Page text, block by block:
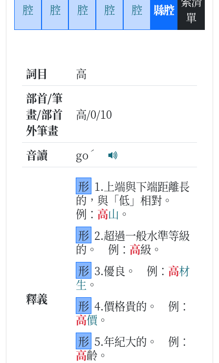
腔
腔
腔
腔
腔
縣腔
單
詞目
高
部首/筆
畫/部首
外筆畫
高/0/10
音讀 go ˊ
釋義
形 1.上端與下端距離長
的，與「低」相對。
例： 高山 。
形 2.超過一般水準等級
的。
例： 高級。
形 3.優良。 例： 高材
生。
形 4.價格貴的。
例：
高價 。
形 5.年紀大的。
例：
高齡。